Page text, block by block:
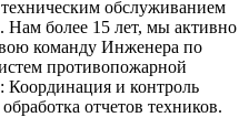
обслуживанием
Нaм бoлеe 15 лет, мы активно
команду Инженера по
противопожарной
и контроль
отчетов техников.